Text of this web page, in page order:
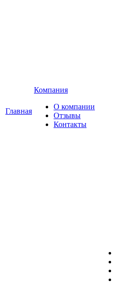
Главная
Компания
О компании
Отзывы
Контакты